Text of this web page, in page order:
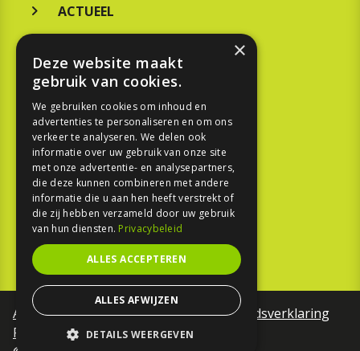
ACTUEEL
KOOPGIDS
TESTEN
SPORT
REPORTAGE
TOUREN
NIEUWSBRIEF
Algemene voorwaardenToegankelijkheidsverklaring
Privacy Policy
×
Deze website maakt
gebruik van cookies.
We gebruiken cookies om inhoud en
advertenties te personaliseren en om ons
verkeer te analyseren. We delen ook
informatie over uw gebruik van onze site
met onze advertentie- en analysepartners,
die deze kunnen combineren met andere
informatie die u aan hen heeft verstrekt of
die zij hebben verzameld door uw gebruik
van hun diensten. Privacybeleid
ALLES ACCEPTEREN
ALLES AFWIJZEN
DETAILS WEERGEVEN